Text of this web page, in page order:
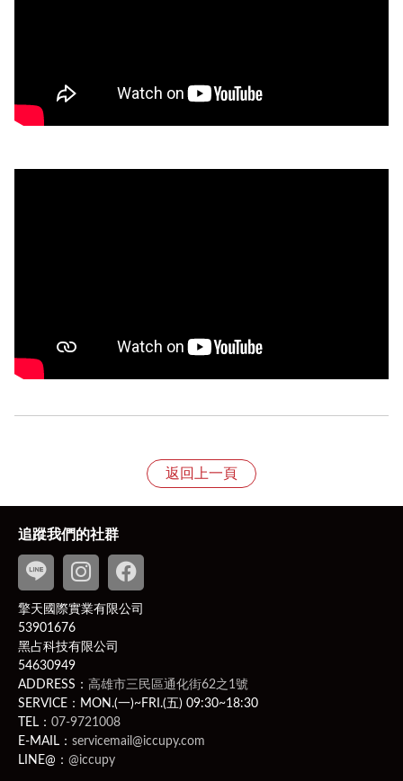
1、依照《消費者保護法》規定，收到產品後享有七天的
猶豫期，特別提醒猶豫期非試用期，故產品經拆封恕不接
受退貨；
貨需返回齊全配件、完整包裝（包括產品、吊牌未剪、附
貌及完整性）的狀態寄回，若違反該項條件，將影響您退
換貨權益。
PS此商品為客製化商品：客製化商品並無7日無條件退貨
的權利。除非商品有瑕疵，否則應履行契約，若不取貨付
款則可能有違約問題，而賣家可就運費、商品價金向買家
提出民事訴訟。
相關問題請洽客服聯繫LINE ID：@iccupy
購人之以下四樣購買相關證明（訂購編號、訂購人姓名、
電話、電子發票）。
2、新品瑕疵、運送瑕疵和非人為損壞者，收到商品次日
返回上一頁
追蹤我們的社群
擎天國際實業有限公司
53901676
黑占科技有限公司
54630949
ADDRESS： 高雄市三民區通化街62之1號
SERVICE：MON.(一)~FRI.(五) 09:30~18:30
TEL： 07-9721008
E-MAIL： servicemail@iccupy.com
LINE@： @iccupy